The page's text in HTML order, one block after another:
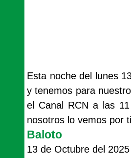
Esta noche del lunes
y tenemos para
el Canal RCN a las
nosotros lo vemos por
Baloto
13 de Octubre del 2025